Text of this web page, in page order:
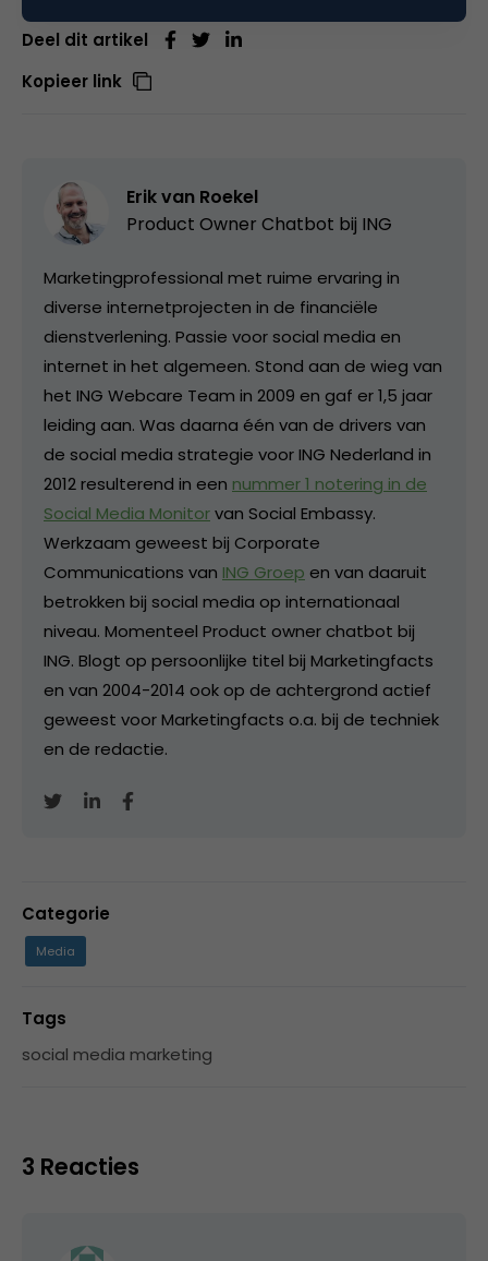
Deel dit artikel
Kopieer link
Erik van Roekel
Product Owner Chatbot bij ING
Marketingprofessional met ruime ervaring in
diverse internetprojecten in de financiële
dienstverlening. Passie voor social media en
internet in het algemeen. Stond aan de wieg van
het ING Webcare Team in 2009 en gaf er 1,5 jaar
leiding aan. Was daarna één van de drivers van
de social media strategie voor ING Nederland in
2012 resulterend in een nummer 1 notering in de
Social Media Monitorvan Social Embassy.
Werkzaam geweest bij Corporate
Communications van ING Groep en van daaruit
betrokken bij social media op internationaal
niveau. Momenteel Product owner chatbot bij
ING. Blogt op persoonlijke titel bij Marketingfacts
en van 2004-2014 ook op de achtergrond actief
geweest voor Marketingfacts o.a. bij de techniek
en de redactie.
Categorie
Media
Tags
social media marketing
3 Reacties